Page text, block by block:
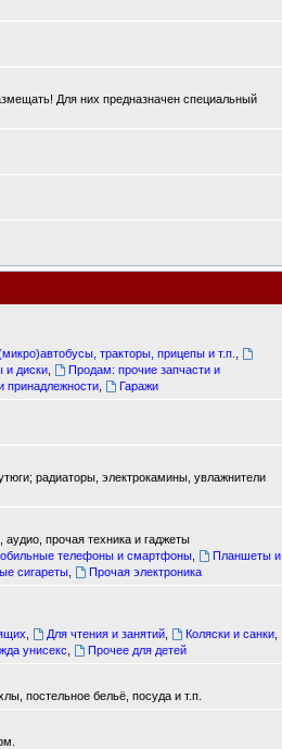
Для них предназначен специальный
тракторы, прицепы и т.п.
диски
Продам: прочие запчасти и
принадлежности Гаражи
радиаторы, электрокамины, увлажнители
прочая техника и гаджеты
телефоны и смартфоны
Планшеты и
сигареты, Прочая электроника
Для чтения и занятий, Коляски и санки,
унисекс Прочее для детей
постельное бельё, посуда и т.п.